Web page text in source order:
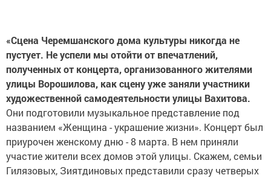
«Сцена Черемшанского дома культуры никогда не
пустует. Не успели мы отойти от впечатлений,
полученных от концерта, организованного жителями
улицы Ворошилова, как сцену уже заняли участники
художественной самодеятельности улицы Вахитова.
Они подготовили музыкальное представление под
названием «Женщина - украшение жизни». Концерт был
приурочен женскому дню - 8 марта. В нем приняли
участие жители всех домов этой улицы. Скажем, семьи
Гилязовых, Зиятдиновых представили сразу четверых